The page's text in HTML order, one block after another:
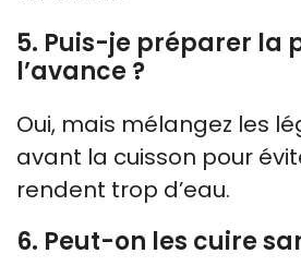
5. Puis-je préparer la
l’avance ?
Oui, mais mélangez les
avant la cuisson pour
rendent trop d’eau.
6. Peut-on les cuire